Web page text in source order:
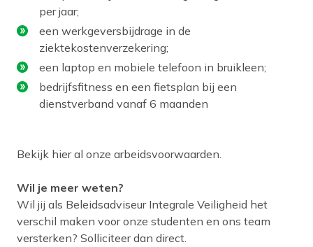
per jaar;
een werkgeversbijdrage in de
ziektekostenverzekering;
een laptop en mobiele telefoon in bruikleen;
bedrijfsfitness en een fietsplan bij een
dienstverband vanaf 6 maanden
Bekijk hier al onze arbeidsvoorwaarden.
Wil je meer weten?
Wil jij als Beleidsadviseur Integrale Veiligheid het
verschil maken voor onze studenten en ons team
versterken? Solliciteer dan direct.